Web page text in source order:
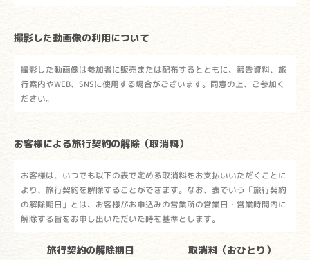
撮影した動画像の利用について
撮影した動画像は参加者に販売または配布するとともに、報告資料、旅
行案内やWEB、SNSに使用する場合がございます。同意の上、ご参加く
ださい。
お客様による旅行契約の解除（取消料）
お客様は、いつでも以下の表で定める取消料をお支払いいただくことに
より、旅行契約を解除することができます。なお、表でいう「旅行契約
の解除期日」とは、お客様がお申込みの営業所の営業日・営業時間内に
解除する旨をお申し出いただいた時を基準とします。
旅行契約の解除期日
取消料（おひとり）